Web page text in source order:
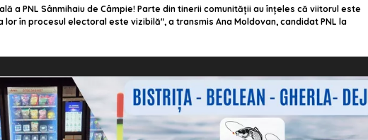
a PNL Sânmihaiu de Câmpie! Parte din tinerii comunității au înțeles că viitorul este
în procesul electoral este vizibilă", a transmis Ana Moldovan, candidat PNL la